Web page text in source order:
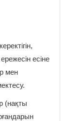
есіне
мен
(нақты